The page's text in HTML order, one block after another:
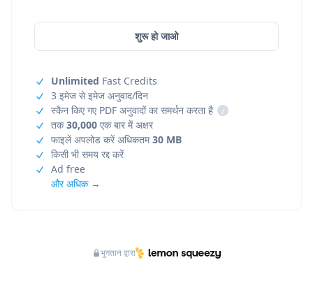
शुरू हो जाओ
Unlimited Fast Credits
3 इमेज से इमेज अनुवाद/दिन
स्कैन किए गए PDF अनुवादों का समर्थन करता है
i
तक30,000 एक बार में अक्षर
फाइलें अपलोड करें अधिकतम30 MB
किसी भी समय रद्द करें
Ad free
और अधिक →
भुगतान द्वारा